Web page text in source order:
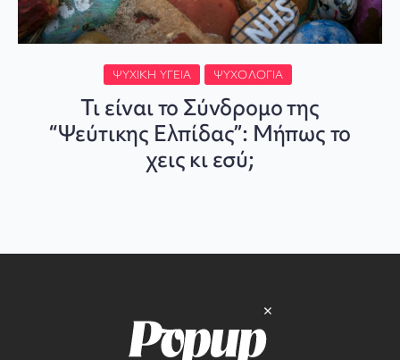
ΨΥΧΙΚΉ ΥΓΕΊΑ ΨΥΧΟΛΟΓΊΑ
Τι είναι το Σύνδρομο της
“Ψεύτικης Ελπίδας”: Μήπως το
χεις κι εσύ;